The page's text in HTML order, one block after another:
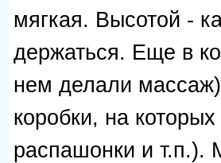
мягкая. Высотой -
держаться. Еще в
нем делали
коробки, на
распашонки и т.п.).